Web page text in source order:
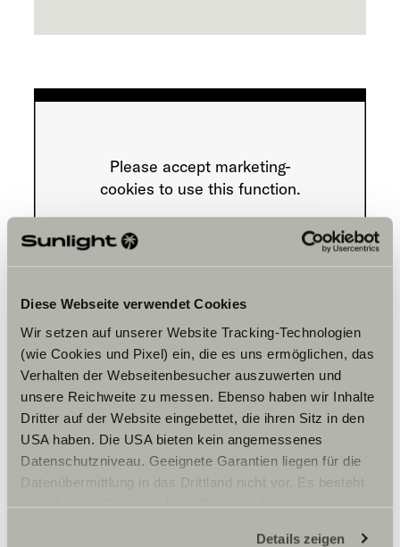
Diese Webseite verwendet Cookies
Wir setzen auf unserer Website Tracking-Technologien
(wie Cookies und Pixel) ein, die es uns ermöglichen, das
Verhalten der Webseitenbesucher auszuwerten und
unsere Reichweite zu messen. Ebenso haben wir Inhalte
Dritter auf der Website eingebettet, die ihren Sitz in den
USA haben. Die USA bieten kein angemessenes
Datenschutzniveau. Geeignete Garantien liegen für die
Datenübermittlung in das Drittland nicht vor. Es besteht
ein erhöhtes Risiko für Betroffene, da diesen
Details zeigen
Opening hours
FAHRZEUGVERKAUF
10:00 -18:30 Uhr
Samstag:
Please accept marketing-
cookies to use this function.